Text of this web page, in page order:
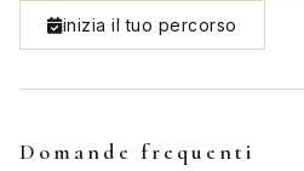
inizia il tuo percorso
Domande frequenti